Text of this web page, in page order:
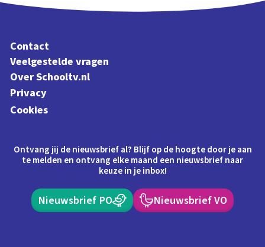
Contact
Veelgestelde vragen
Over Schooltv.nl
Privacy
Cookies
Ontvang jij de nieuwsbrief al? Blijf op de hoogte door je aan
te melden en ontvang elke maand een nieuwsbrief naar
keuze in je inbox!
Nieuwsbrief PO Nieuwsbrief VO